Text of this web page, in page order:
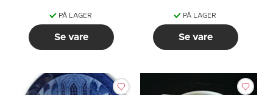
PÅ LAGER
Se vare
PÅ LAGER
Se vare